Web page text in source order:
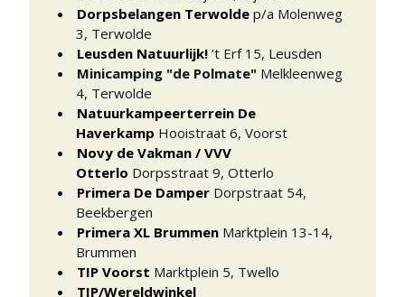
Dorpsbelangen Terwolde p/a Molenweg
3, Terwolde
Leusden Natuurlijk! ’t Erf 15, Leusden
Minicamping "de Polmate" Melkleenweg
4, Terwolde
Natuurkampeerterrein De
Haverkamp Hooistraat 6, Voorst
Novy de Vakman / VVV
Otterlo Dorpsstraat 9, Otterlo
Primera De Damper Dorpstraat 54,
Beekbergen
Primera XL Brummen Marktplein 13-14,
Brummen
TIP Voorst Marktplein 5, Twello
TIP/Wereldwinkel